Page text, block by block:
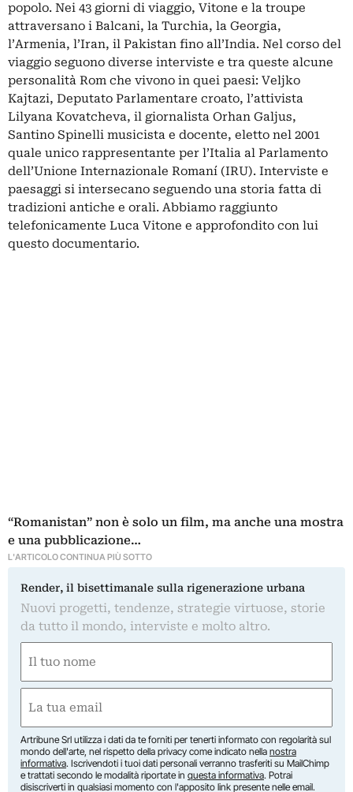
popolo. Nei 43 giorni di viaggio, Vitone e la troupe
attraversano i Balcani, la Turchia, la Georgia,
l’Armenia, l’Iran, il Pakistan fino all’India. Nel corso del
viaggio seguono diverse interviste e tra queste alcune
personalità Rom che vivono in quei paesi: Veljko
Kajtazi, Deputato Parlamentare croato, l’attivista
Lilyana Kovatcheva, il giornalista Orhan Galjus,
Santino Spinelli musicista e docente, eletto nel 2001
quale unico rappresentante per l’Italia al Parlamento
dell’Unione Internazionale Romaní (IRU). Interviste e
paesaggi si intersecano seguendo una storia fatta di
tradizioni antiche e orali. Abbiamo raggiunto
telefonicamente Luca Vitone e approfondito con lui
questo documentario.
“Romanistan” non è solo un film, ma anche una mostra
e una pubblicazione…
L'ARTICOLO CONTINUA PIÙ SOTTO
Render, il bisettimanale sulla rigenerazione urbana
Nuovi progetti, tendenze, strategie virtuose, storie
da tutto il mondo, interviste e molto altro.
(Obbligatorio)
Nome
(Obbligatorio)
Artribune Srl utilizza i dati da te forniti per tenerti informato con regolarità sul
mondo dell'arte, nel rispetto della privacy come indicato nella nostra
informativa. Iscrivendoti i tuoi dati personali verranno trasferiti su MailChimp
e trattati secondo le modalità riportate in questa informativa. Potrai
disiscriverti in qualsiasi momento con l'apposito link presente nelle email.